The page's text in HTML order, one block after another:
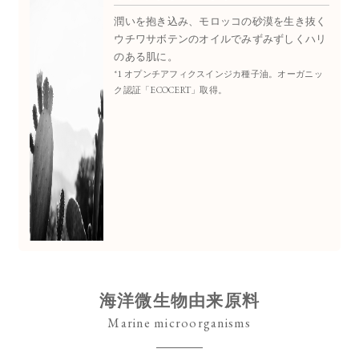
潤いを抱き込み、モロッコの砂漠を生き抜く
ウチワサボテンのオイルでみずみずしくハリ
のある肌に。
*1 オプンチアフィクスインジカ種子油。オーガニッ
ク認証「ECOCERT」取得。
海洋微生物由来原料
Marine microorganisms